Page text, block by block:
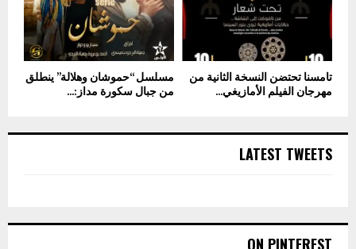
مسلسل “حموشان وهلالة” ينطلق
من جبال سكورة مداز:...
تامسنا تحتضن النسخة الثانية من
مهرجان الفيلم الأمازيغي...
LATEST TWEETS
ON PINTEREST